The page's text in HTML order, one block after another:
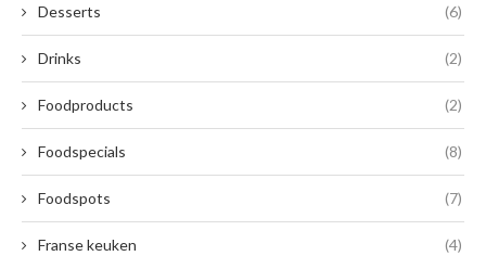
Desserts (6)
Drinks (2)
Foodproducts (2)
Foodspecials (8)
Foodspots (7)
Franse keuken (4)